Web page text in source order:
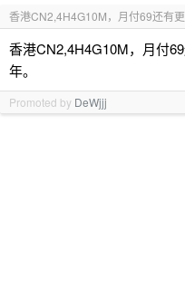
香港CN2,4H4G10M，月付69还有
香港CN2,4H4G10M，月付
年。
Promoted by DeWjjj